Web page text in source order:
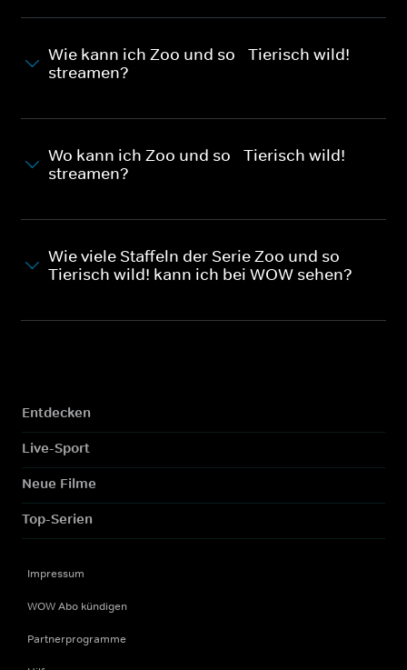
Wie kann ich Zoo und so - Tierisch wild!
streamen?
Wo kann ich Zoo und so - Tierisch wild!
streamen?
Wie viele Staffeln der Serie Zoo und so -
Tierisch wild! kann ich bei WOW sehen?
Entdecken
Live-Sport
Neue Filme
Top-Serien
Impressum
WOW Abo kündigen
Partnerprogramme